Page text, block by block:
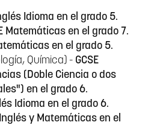
Idioma en el grado 5.
Matemáticas en el grado 7.
en el grado 5.
Química) - GCSE
(Doble Ciencia o dos
en el grado 6.
Idioma en el grado 6.
Inglés y Matemáticas en el